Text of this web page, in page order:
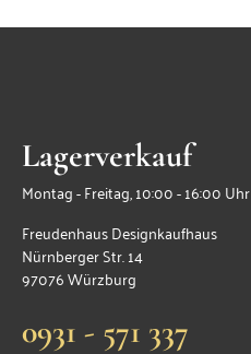
Lagerverkauf
Montag - Freitag, 10:00 - 16:00 Uhr
Freudenhaus Designkaufhaus
Nürnberger Str. 14
97076 Würzburg
0931 - 571 337